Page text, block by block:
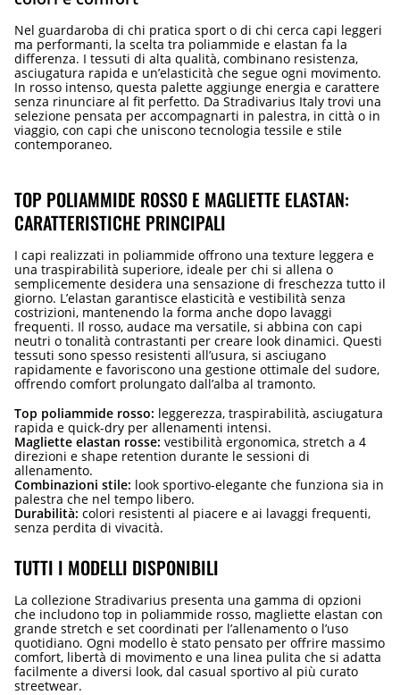
Nel guardaroba di chi pratica sport o di chi cerca capi leggeri
ma performanti, la scelta tra poliammide e elastan fa la
differenza. I tessuti di alta qualità, combinano resistenza,
asciugatura rapida e un’elasticità che segue ogni movimento.
In rosso intenso, questa palette aggiunge energia e carattere
senza rinunciare al fit perfetto. Da Stradivarius Italy trovi una
selezione pensata per accompagnarti in palestra, in città o in
viaggio, con capi che uniscono tecnologia tessile e stile
contemporaneo.
TOP POLIAMMIDE ROSSO E MAGLIETTE ELASTAN:
CARATTERISTICHE PRINCIPALI
I capi realizzati in poliammide offrono una texture leggera e
una traspirabilità superiore, ideale per chi si allena o
semplicemente desidera una sensazione di freschezza tutto il
giorno. L’elastan garantisce elasticità e vestibilità senza
costrizioni, mantenendo la forma anche dopo lavaggi
frequenti. Il rosso, audace ma versatile, si abbina con capi
neutri o tonalità contrastanti per creare look dinamici. Questi
tessuti sono spesso resistenti all’usura, si asciugano
rapidamente e favoriscono una gestione ottimale del sudore,
offrendo comfort prolungato dall’alba al tramonto.
Top poliammide rosso: leggerezza, traspirabilità, asciugatura
rapida e quick-dry per allenamenti intensi.
Magliette elastan rosse: vestibilità ergonomica, stretch a 4
direzioni e shape retention durante le sessioni di
allenamento.
Combinazioni stile: look sportivo-elegante che funziona sia in
palestra che nel tempo libero.
Durabilità: colori resistenti al piacere e ai lavaggi frequenti,
senza perdita di vivacità.
TUTTI I MODELLI DISPONIBILI
La collezione Stradivarius presenta una gamma di opzioni
che includono top in poliammide rosso, magliette elastan con
grande stretch e set coordinati per l’allenamento o l’uso
quotidiano. Ogni modello è stato pensato per offrire massimo
comfort, libertà di movimento e una linea pulita che si adatta
facilmente a diversi look, dal casual sportivo al più curato
streetwear.